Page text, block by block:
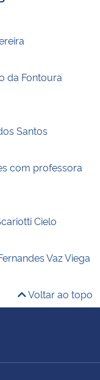
da Fontoura
Santos
com professora
Cielo
Vaz Viega
Voltar ao topo